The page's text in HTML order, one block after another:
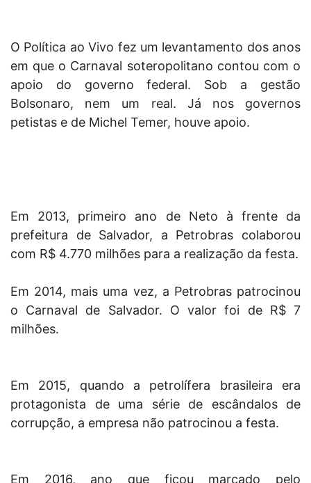
O Política ao Vivo fez um levantamento dos anos
em que o Carnaval soteropolitano contou com o
apoio do governo federal. Sob a gestão
Bolsonaro, nem um real. Já nos governos
petistas e de Michel Temer, houve apoio.
Em 2013, primeiro ano de Neto à frente da
prefeitura de Salvador, a Petrobras colaborou
com R$ 4.770 milhões para a realização da festa.
Em 2014, mais uma vez, a Petrobras patrocinou
o Carnaval de Salvador. O valor foi de R$ 7
milhões.
Em 2015, quando a petrolífera brasileira era
protagonista de uma série de escândalos de
corrupção, a empresa não patrocinou a festa.
Em 2016, ano que ficou marcado pelo